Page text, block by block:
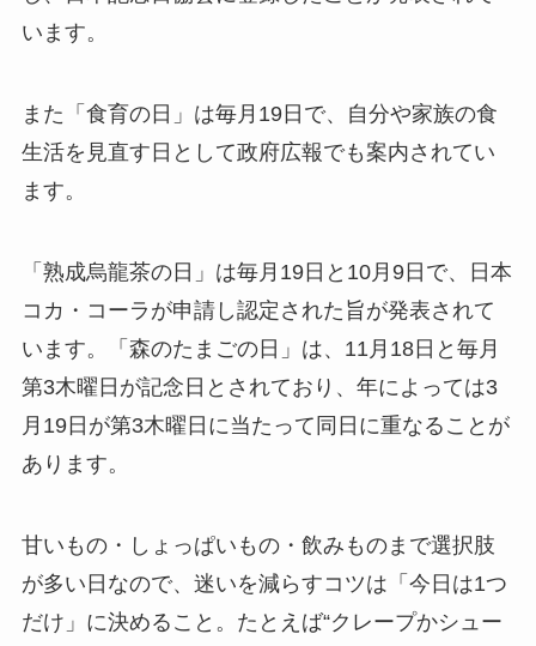
います。
また「食育の日」は毎月19日で、自分や家族の食
生活を見直す日として政府広報でも案内されてい
ます。
「熟成烏龍茶の日」は毎月19日と10月9日で、日本
コカ・コーラが申請し認定された旨が発表されて
います。「森のたまごの日」は、11月18日と毎月
第3木曜日が記念日とされており、年によっては3
月19日が第3木曜日に当たって同日に重なることが
あります。
甘いもの・しょっぱいもの・飲みものまで選択肢
が多い日なので、迷いを減らすコツは「今日は1つ
だけ」に決めること。たとえば“クレープかシュー